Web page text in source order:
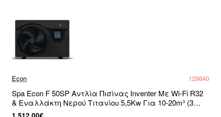
Econ 129840
Spa Econ F 50SP Αντλία Πισίνας Inventer Με Wi-Fi R32
& Εναλλάκτη Νερού Τιτανίου 5,5Kw Για 10-20m³ (3
άτοκες δόσεις)
1.512,00€